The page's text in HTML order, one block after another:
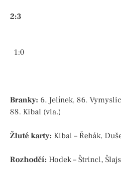
2:3
1:0
Branky: 6. Jelínek, 86.
88. Kibal (vla.)
Žluté karty: Kibal – Řehák,
Rozhodčí: Hodek – Štrincl, Šlajs